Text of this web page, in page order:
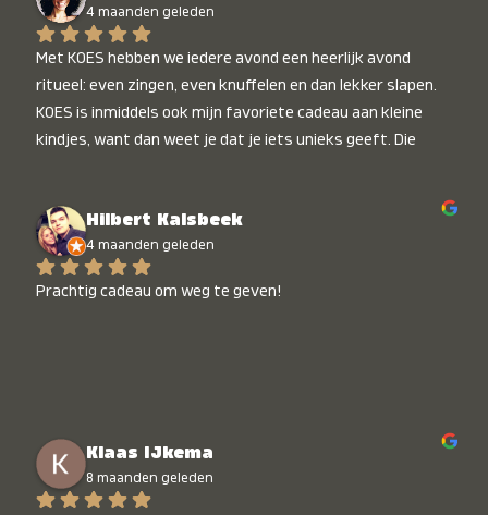
4 maanden geleden
Met KOES hebben we iedere avond een heerlijk avond
ritueel: even zingen, even knuffelen en dan lekker slapen.
KOES is inmiddels ook mijn favoriete cadeau aan kleine
kindjes, want dan weet je dat je iets unieks geeft. Die
Hilbert Kalsbeek
4 maanden geleden
Prachtig cadeau om weg te geven!
Klaas IJkema
8 maanden geleden